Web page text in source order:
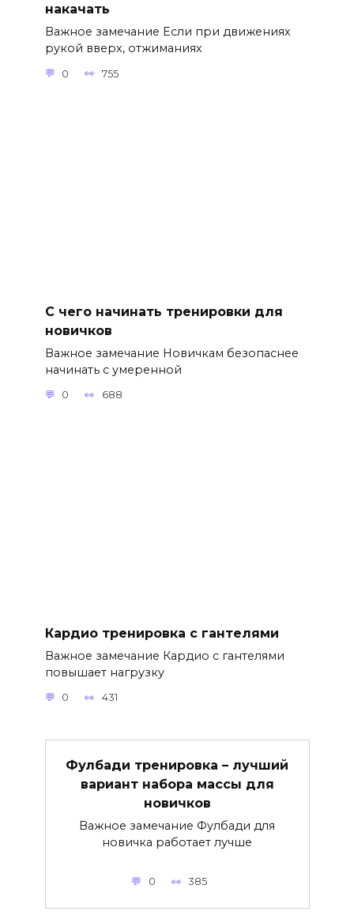
накачать
Важное замечание Если при движениях
рукой вверх, отжиманиях
0 755
С чего начинать тренировки для
новичков
Важное замечание Новичкам безопаснее
начинать с умеренной
0 688
Кардио тренировка с гантелями
Важное замечание Кардио с гантелями
повышает нагрузку
0 431
Фулбади тренировка – лучший
вариант набора массы для
новичков
Важное замечание Фулбади для
новичка работает лучше
0 385